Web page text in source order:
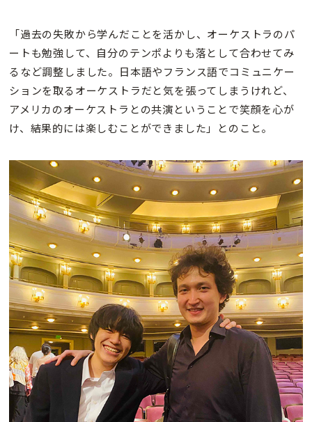
「過去の失敗から学んだことを活かし、オーケストラのパ
ートも勉強して、自分のテンポよりも落として合わせてみ
るなど調整しました。日本語やフランス語でコミュニケー
ションを取るオーケストラだと気を張ってしまうけれど、
アメリカのオーケストラとの共演ということで笑顔を心が
け、結果的には楽しむことができました」とのこと。